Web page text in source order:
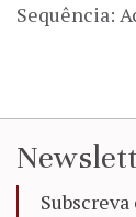
Sequência: